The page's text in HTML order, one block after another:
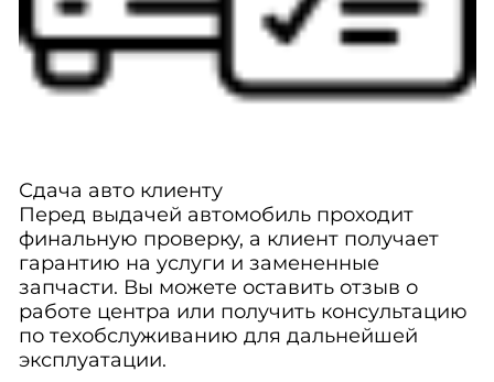
Сдача авто клиенту
Перед выдачей автомобиль проходит
финальную проверку, а клиент получает
гарантию на услуги и замененные
запчасти. Вы можете оставить отзыв о
работе центра или получить консультацию
по техобслуживанию для дальнейшей
эксплуатации.